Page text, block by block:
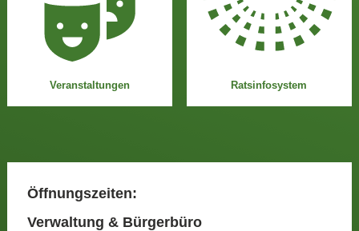
Veranstaltungen Ratsinfosystem
Öffnungszeiten:
Verwaltung & Bürgerbüro